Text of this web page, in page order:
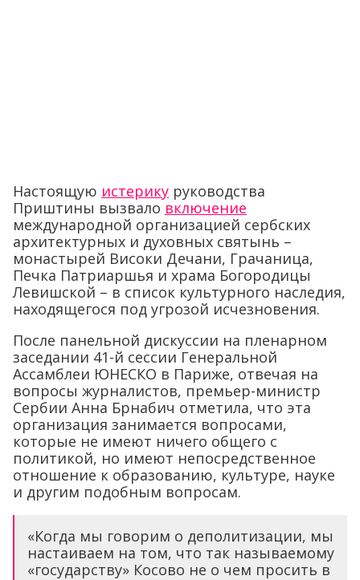
Настоящую истерику руководства
Приштины вызвало включение
международной организацией сербских
архитектурных и духовных святынь –
монастырей Високи Дечани, Грачаница,
Печка Патриаршья и храма Богородицы
Левишской – в список культурного наследия,
находящегося под угрозой исчезновения.
После панельной дискуссии на пленарном
заседании 41-й сессии Генеральной
Ассамблеи ЮНЕСКО в Париже, отвечая на
вопросы журналистов, премьер-министр
Сербии Анна Брнабич отметила, что эта
организация занимается вопросами,
которые не имеют ничего общего с
политикой, но имеют непосредственное
отношение к образованию, культуре, науке
и другим подобным вопросам.
«Когда мы говорим о деполитизации, мы
настаиваем на том, что так называемому
«государству» Косово не о чем просить в